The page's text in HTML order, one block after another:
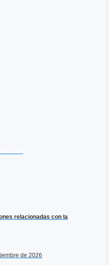
relacionadas con la
de 2026